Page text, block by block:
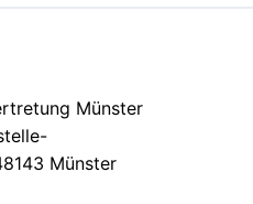
Münster
Münster